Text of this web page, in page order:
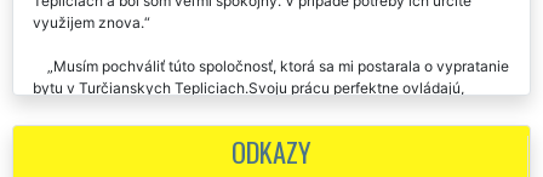
využijem znova.
Musím pochváliť túto spoločnosť, ktorá sa mi postarala o vypratanie
bytu v Turčianskych Tepliciach.Svoju prácu perfektne ovládajú,
Včera som na základe odporúčania využila vypratávacie služby
ODKAZY